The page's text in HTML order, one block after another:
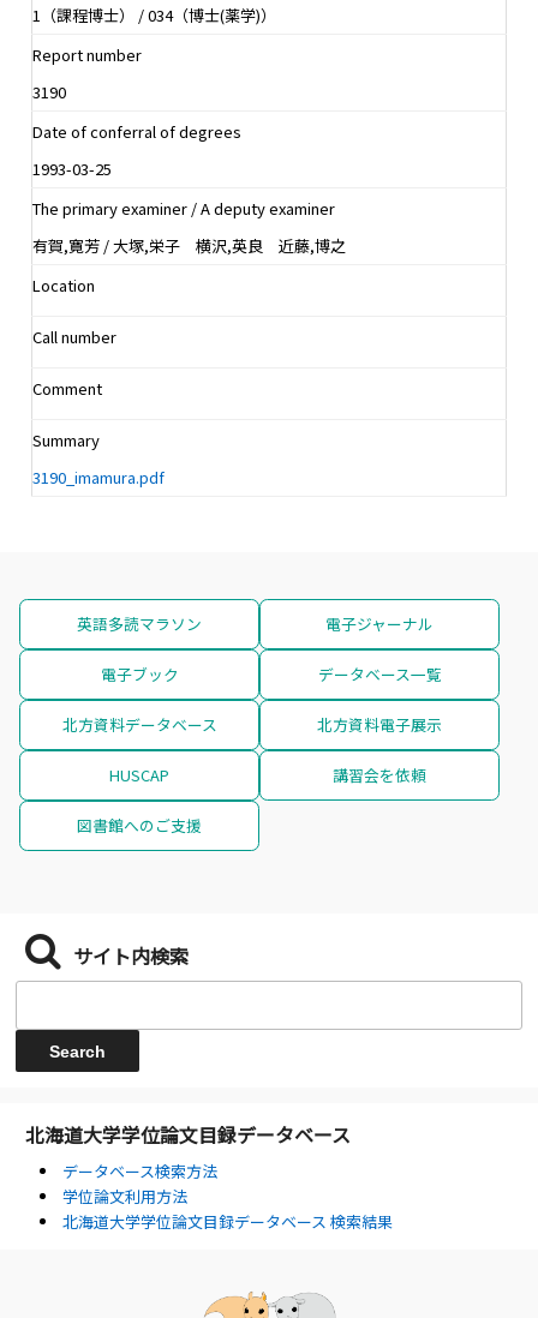
1（課程博士） / 034（博士(薬学)）
Report number
3190
Date of conferral of degrees
1993-03-25
The primary examiner / A deputy examiner
有賀,寛芳 / 大塚,栄子 横沢,英良 近藤,博之
Location
Call number
Comment
Summary
3190_imamura.pdf
英語多読マラソン 電子ジャーナル
電子ブック データベース一覧
北方資料データベース 北方資料電子展示
HUSCAP 講習会を依頼
図書館へのご支援
サイト内検索
北海道大学学位論文目録データベース
データベース検索方法
学位論文利用方法
北海道大学学位論文目録データベース 検索結果